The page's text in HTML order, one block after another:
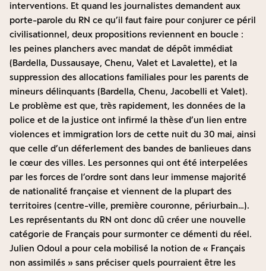
interventions. Et quand les journalistes demandent aux
porte-parole du RN ce qu’il faut faire pour conjurer ce péril
civilisationnel, deux propositions reviennent en boucle :
les peines planchers avec mandat de dépôt immédiat
(Bardella, Dussausaye, Chenu, Valet et Lavalette), et la
suppression des allocations familiales pour les parents de
mineurs délinquants (Bardella, Chenu, Jacobelli et Valet).
Le problème est que, très rapidement, les données de la
police et de la justice ont infirmé la thèse d’un lien entre
violences et immigration lors de cette nuit du 30 mai, ainsi
que celle d’un déferlement des bandes de banlieues dans
le cœur des villes. Les personnes qui ont été interpelées
par les forces de l’ordre sont dans leur immense majorité
de nationalité française et viennent de la plupart des
territoires (centre-ville, première couronne, périurbain…).
Les représentants du RN ont donc dû créer une nouvelle
catégorie de Français pour surmonter ce démenti du réel.
Julien Odoul a pour cela mobilisé la notion de « Français
non assimilés » sans préciser quels pourraient être les